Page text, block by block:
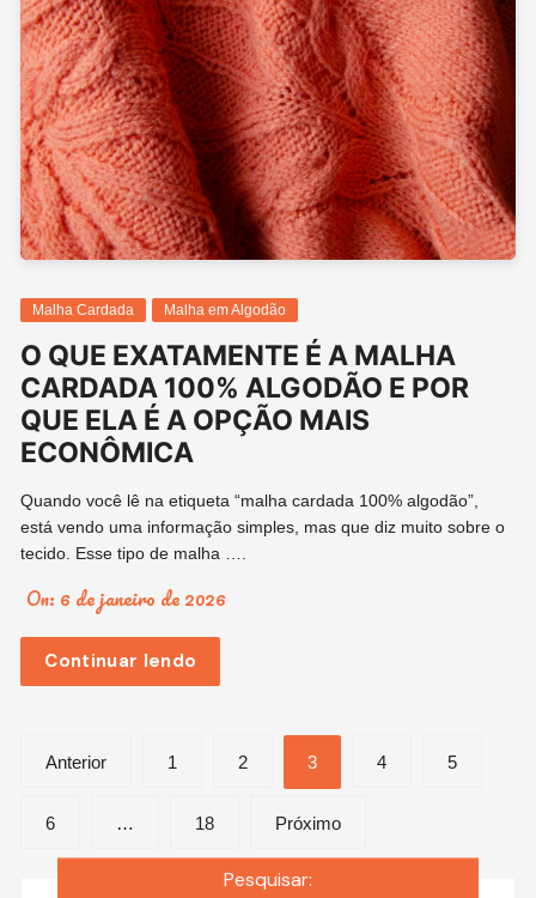
Malha Cardada Malha em Algodão
O QUE EXATAMENTE É A MALHA
CARDADA 100% ALGODÃO E POR
QUE ELA É A OPÇÃO MAIS
ECONÔMICA
Quando você lê na etiqueta “malha cardada 100% algodão”,
está vendo uma informação simples, mas que diz muito sobre o
tecido. Esse tipo de malha ….
On: 6 de janeiro de 2026
Continuar lendo
Paginação
de
posts
Anterior 1 2 3 4 5
6 … 18 Próximo
Pesquisar: